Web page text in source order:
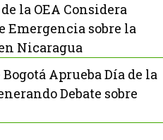
la OEA Considera
Emergencia sobre la
Nicaragua
Bogotá Aprueba Día de la
Debate sobre